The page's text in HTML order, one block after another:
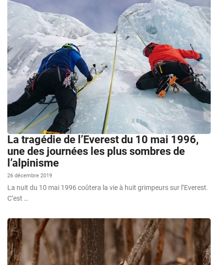
La tragédie de l’Everest du 10 mai 1996,
une des journées les plus sombres de
l’alpinisme
26 décembre 2019
La nuit du 10 mai 1996 coûtera la vie à huit grimpeurs sur l’Everest.
C’est …